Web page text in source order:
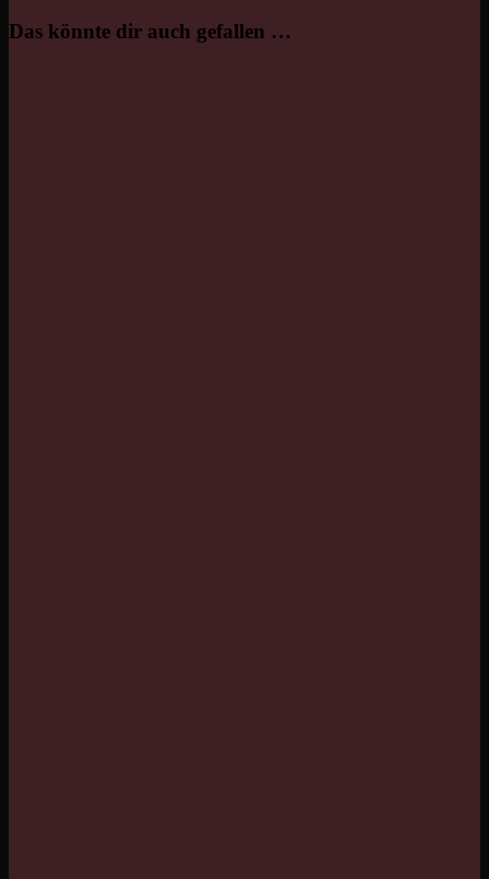
Das könnte dir auch gefallen …